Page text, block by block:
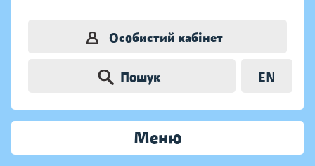
Особистий кабінет
Пошук EN
Меню